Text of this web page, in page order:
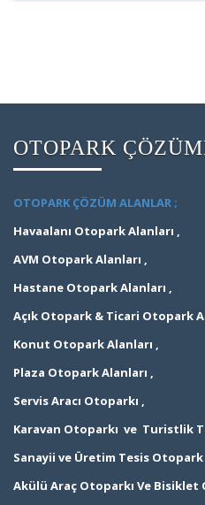
OTOPARK
OTOPARK ÇÖZÜM ALANLAR ;
Havaalanı Otopark Alanları ,
AVM Otopark Alanları ,
Hastane Otopark Alanları ,
Açık Otopark & Ticari Otopark
Konut Otopark Alanları ,
Plaza Otopark Alanları ,
Servis Aracı Otoparkı ,
Karavan Otoparkı ve Turistlik
Sanayii ve Üretim Tesis
Akülü Araç Otoparkı Ve Bisiklet